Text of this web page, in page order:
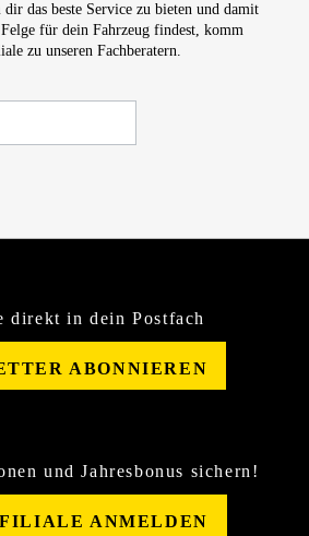
das beste Service zu bieten und damit
für dein Fahrzeug findest, komm
zu unseren Fachberatern.
direkt in dein Postfach
ABONNIEREN
und Jahresbonus sichern!
ANMELDEN